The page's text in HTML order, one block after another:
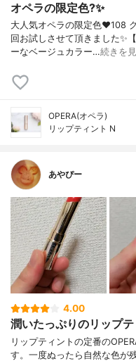
オペラの限定色?✨
大人気オペラの限定色❤️108
回お試しさせて頂きました✨
ーなベージュカラー…続きを
OPERA(オペラ)
リップティント N
あやぴー
4.00
潤いたっぷりのリップテ
リップティントの定番の
す。一度ぬったら自然な色が